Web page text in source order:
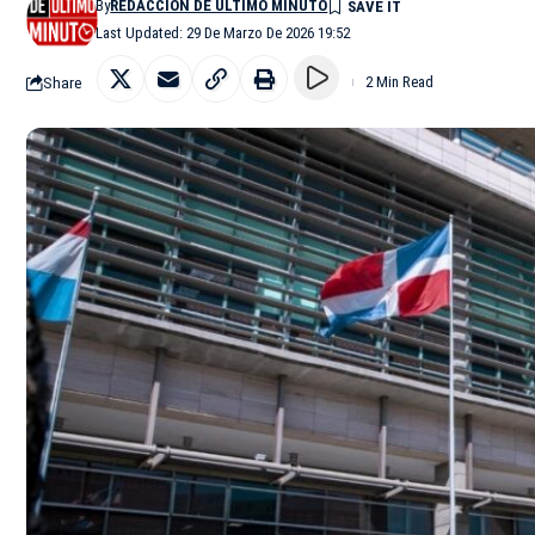
Last Updated: 29 De Marzo De 2026 19:52
ByREDACCIÓN DE ÚLTIMO MINUTO
Share 2 Min Read